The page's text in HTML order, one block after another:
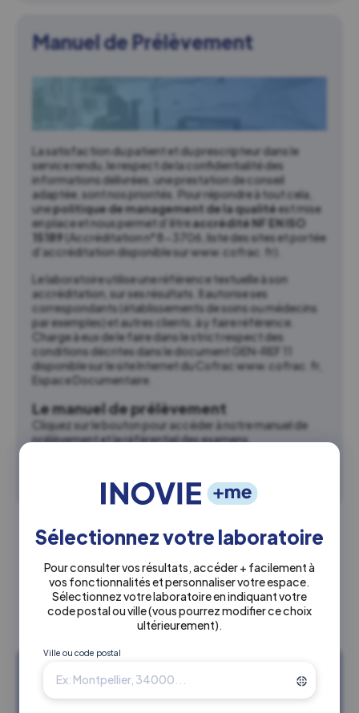
Sélectionnez votre laboratoire
Pour consulter vos résultats, accéder + facilement à
vos fonctionnalités et personnaliser votre espace.
Sélectionnez votre laboratoire en indiquant votre
code postal ou ville(vous pourrez modifier ce choix
ultérieurement).
Ville ou code postal
Manuel de Prélèvement
La satisfaction du patient et du prescripteur dans le
service rendu, le respect de la confidentialité des
informations délivrées, une prestation de conseil
adaptée, sont nos priorités. Pour répondre à tout cela,
unepolitique de management de la qualitéest mise
en place et nous permet d’êtreaccrédité NF EN ISO
15189 (Accréditation n° 8-3706, liste des sites et portée
d’accréditation disponible sur www.cofrac.fr).
Le laboratoire utilise une référence textuelle à son
accréditation, sur ses résultats. Il autorise ses
correspondants (établissements de soins ou médecins
par exemples) et autres clients, à y faire référence.
Charge à eux de le faire dans le strict respect des
conditions décrites dans le document GEN-REF 11
disponible sur le site Internet du Cofrac www.cofrac.fr,
Espace Documentaire.
Le manuel de prélèvement
Cliquez sur le bouton pour accéder à notre manuel de
prélèvement et le référentiel des examens.
Coordonnées siège social
2 Boulevard de Fleurus
87000 Limoges